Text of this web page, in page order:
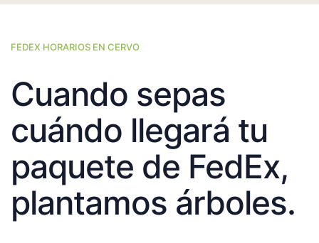
FEDEX HORARIOS EN CERVO
Cuando sepas
cuándo llegará tu
paquete de FedEx,
plantamos árboles.